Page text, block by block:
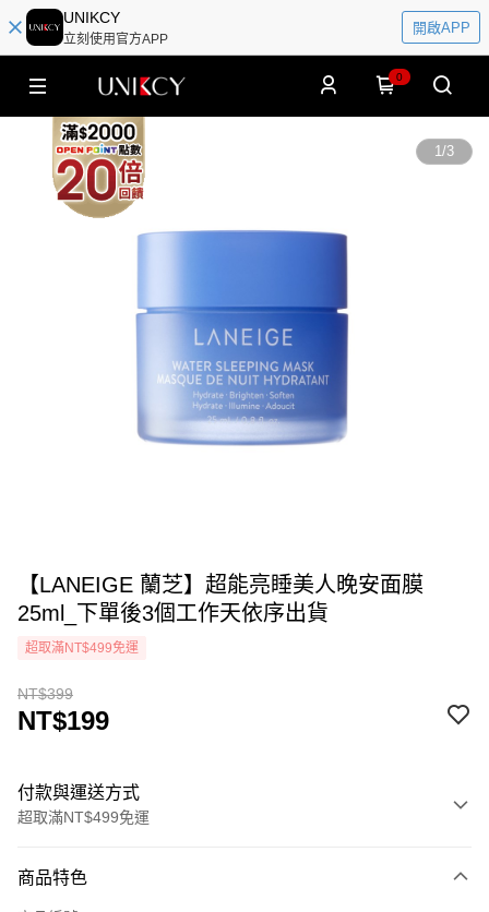
UNIKCY
立刻使用官方APP
開啟APP
0
1/3
【LANEIGE 蘭芝】超能亮睡美人晚安面膜
25ml_下單後3個工作天依序出貨
超取滿NT$499免運
NT$399
NT$199
付款與運送方式
超取滿NT$499免運
icash Pay
商品特色